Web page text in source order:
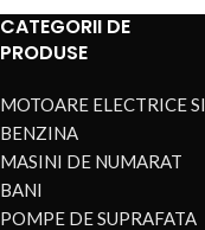
CATEGORII DE
PRODUSE
MOTOARE ELECTRICE SI
BENZINA
MASINI DE NUMARAT
BANI
POMPE DE SUPRAFATA